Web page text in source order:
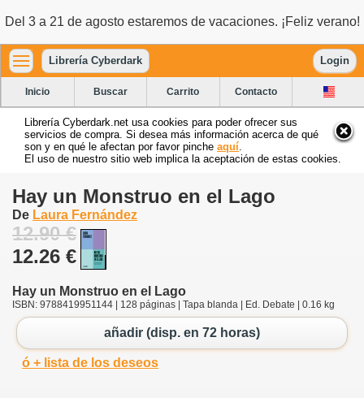
Del 3 a 21 de agosto estaremos de vacaciones. ¡Feliz verano!
Librería Cyberdark Login
Inicio Buscar Carrito Contacto
Librería Cyberdark.net usa cookies para poder ofrecer sus
servicios de compra. Si desea más información acerca de qué
son y en qué le afectan por favor pinche aquí
El uso de nuestro sitio web implica la aceptación de estas cookies.
Hay un Monstruo en el Lago
De Laura Fernández
12.90 €
12.26 €
Hay un Monstruo en el Lago
ISBN: 9788419951144 | 128 páginas | Tapa blanda | Ed. Debate | 0.16 kg
añadir (disp. en 72 horas)
ó + lista de los deseos